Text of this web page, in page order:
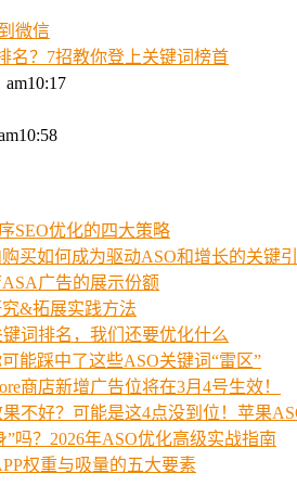
微信
名？7招教你登上关键词榜首
am10:17
SEO优化的四大策略
买如何成为驱动ASO和增长的关键
广告的展示份额
&拓展实践方法
词排名，我们还要优化什么
能踩中了这些ASO关键词“雷区”
商店新增广告位将在3月4号生效！
不好？可能是这4点没到位！苹果
”吗？2026年ASO优化高级实战指南
权重与吸量的五大要素